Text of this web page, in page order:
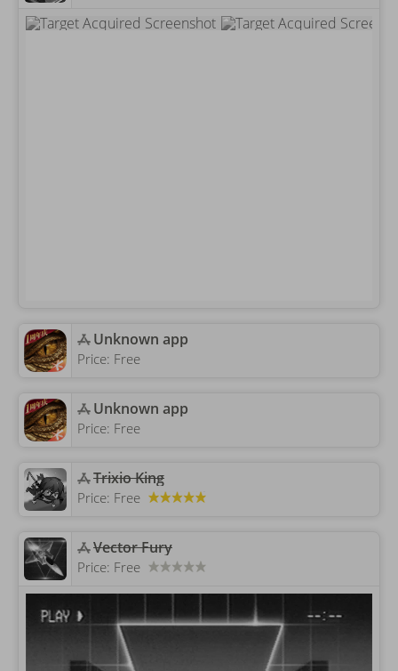
Unknown app
Price: Free
Unknown app
Price: Free
Trixio King
Price: Free
Vector Fury
Price: Free